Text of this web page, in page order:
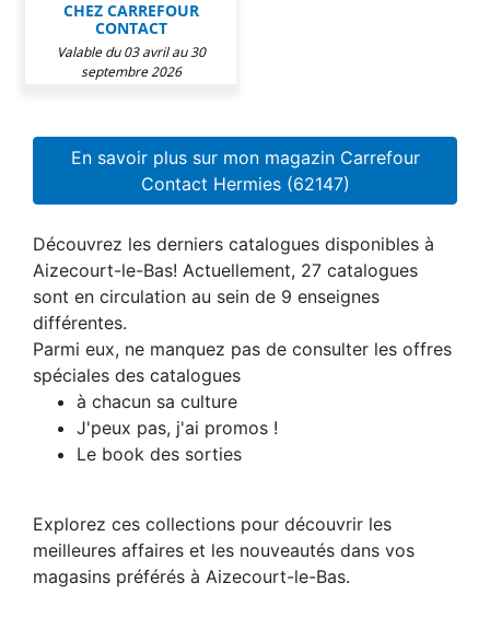
CHEZ CARREFOUR
CONTACT
Valable du 03 avril au 30
septembre 2026
En savoir plus sur mon magazin Carrefour
Contact Hermies (62147)
Découvrez les derniers catalogues disponibles à
Aizecourt-le-Bas! Actuellement, 27 catalogues
sont en circulation au sein de 9 enseignes
différentes.
Parmi eux, ne manquez pas de consulter les offres
spéciales des catalogues
à chacun sa culture
J'peux pas, j'ai promos !
Le book des sorties
Explorez ces collections pour découvrir les
meilleures affaires et les nouveautés dans vos
magasins préférés à Aizecourt-le-Bas.